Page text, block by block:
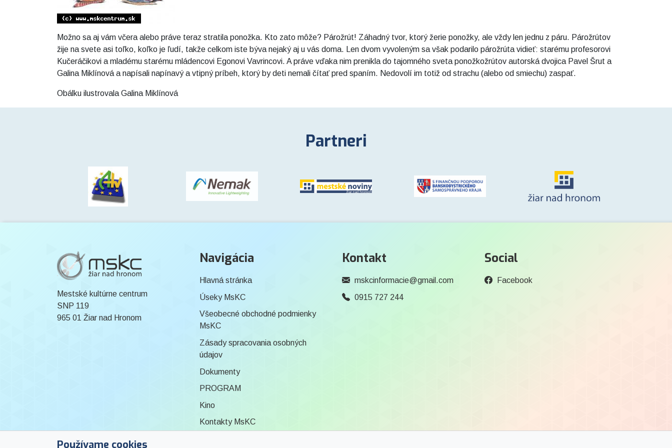
Možno sa aj vám včera alebo práve teraz stratila ponožka. Kto zato môže? Párožrút! Záhadný tvor, ktorý žerie ponožky, ale vždy len jednu z páru. Párožrútov
žije na svete asi toľko, koľko je ľudí, takže celkom iste býva nejaký aj u vás doma. Len dvom vyvoleným sa však podarilo párožrúta vidieť: starému profesorovi
Kučeráčikovi a mladému starému mládencovi Egonovi Vavrincovi. A práve vďaka nim prenikla do tajomného sveta ponožkožrútov autorská dvojica Pavel Šrut a
Galina Miklínová a napísali napínavý a vtipný príbeh, ktorý by deti nemali čítať pred spaním. Nedovolí im totiž od strachu (alebo od smiechu) zaspať.
Obálku ilustrovala Galina Miklínová
Partneri
Používame cookies
Mestské kultúrne centrum
SNP 119
965 01 Žiar nad Hronom
Navigácia
Hlavná stránka
Úseky MsKC
Všeobecné obchodné podmienky
MsKC
Zásady spracovania osobných
údajov
Dokumenty
PROGRAM
Kino
Kontakty MsKC
Kontakt
mskcinformacie@gmail.com
0915 727 244
Social
Facebook